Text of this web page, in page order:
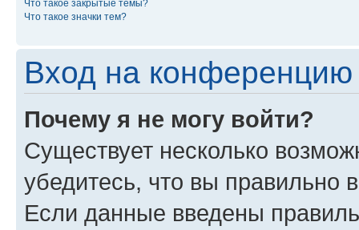
Что такое закрытые темы?
Что такое значки тем?
Вход на конференцию
Почему я не могу войти?
Существует несколько
убедитесь, что вы правильно
Если данные введены